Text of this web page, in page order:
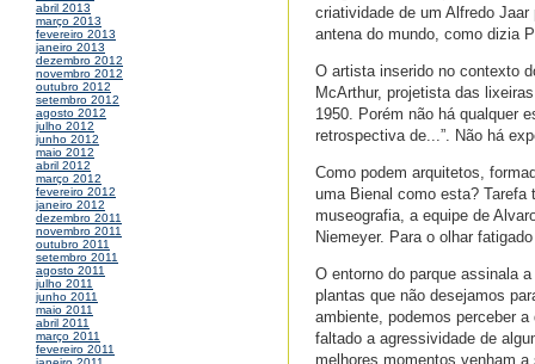
abril 2013
março 2013
fevereiro 2013
janeiro 2013
dezembro 2012
novembro 2012
outubro 2012
setembro 2012
agosto 2012
julho 2012
junho 2012
maio 2012
abril 2012
março 2012
fevereiro 2012
janeiro 2012
dezembro 2011
novembro 2011
outubro 2011
setembro 2011
agosto 2011
julho 2011
junho 2011
maio 2011
abril 2011
março 2011
fevereiro 2011
criatividade de um Alfredo
antena do mundo, como dizia
O artista inserido no contexto
McArthur, projetista das
1950. Porém não há qualquer
retrospectiva de...”. Não há
Como podem arquitetos,
uma Bienal como esta? Tarefa
museografia, a equipe de
Niemeyer. Para o olhar
O entorno do parque assinala
plantas que não desejamos
ambiente, podemos perceber
faltado a agressividade de
melhores momentos venham a